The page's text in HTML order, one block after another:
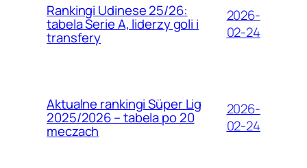
Rankingi Udinese 25/26:
tabela Serie A, liderzy goli i
transfery
2026-
02-24
Aktualne rankingi Süper Lig
2025/2026 – tabela po 20
meczach
2026-
02-24